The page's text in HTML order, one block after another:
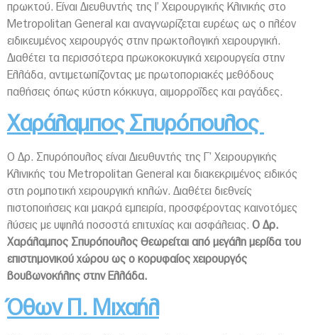
πρωκτού. Είναι Διευθυντής της Ι’ Χειρουργικής Κλινικής στο
Metropolitan General και αναγνωρίζεται ευρέως ως ο πλέον
ειδικευμένος χειρουργός στην πρωκτολογική χειρουργική.
Διαθέτει τα περισσότερα πρωκοκοκυγικά χειρουργεία στην
Ελλάδα, αντιμετωπίζοντας με πρωτοποριακές μεθόδους
παθήσεις όπως κύστη κόκκυγα, αιμορροΐδες και ραγάδες.
Χαράλαμπος Σπυρόπουλος
Ο Δρ. Σπυρόπουλος είναι Διευθυντής της Γ’ Χειρουργικής
Κλινικής του Metropolitan General και διακεκριμένος ειδικός
στη ρομποτική χειρουργική κηλών. Διαθέτει διεθνείς
πιστοποιήσεις και μακρά εμπειρία, προσφέροντας καινοτόμες
λύσεις με υψηλά ποσοστά επιτυχίας και ασφάλειας. Ο Δρ.
Χαράλαμπος Σπυρόπουλος Θεωρείται από μεγάλη μερίδα του
επιστημονικού χώρου ως ο κορυφαίος χειρουργός
βουβωνοκήλης στην Ελλάδα.
Όθων Π. Μιχαήλ